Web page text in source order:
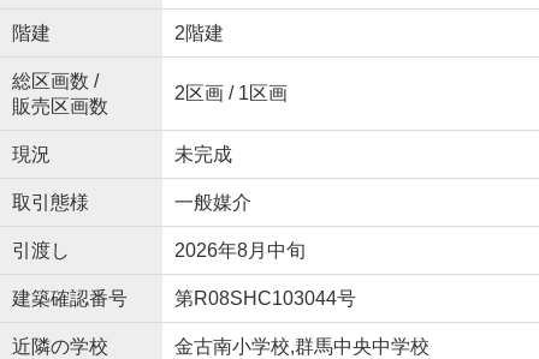
階建 2階建
総区画数 /
販売区画数
2区画 / 1区画
現況 未完成
取引態様 一般媒介
引渡し 2026年8月中旬
建築確認番号 第R08SHC103044号
近隣の学校 金古南小学校,群馬中央中学校